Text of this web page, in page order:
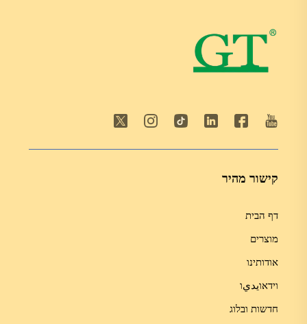
קישור מהיר
דף הבית
מוצרים
אודותינו
וידאוيديו
חדשות ובלוג